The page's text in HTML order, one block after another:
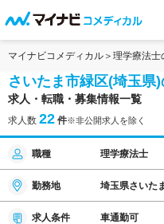
マイナビコメディカル 理学療法士
さいたま市緑区(埼玉県
求人・転職・募集情報一覧
求人数 22 件※非公開求人を除く
職種 理学療法士
勤務地 埼玉県さいた
求人条件 車通勤可